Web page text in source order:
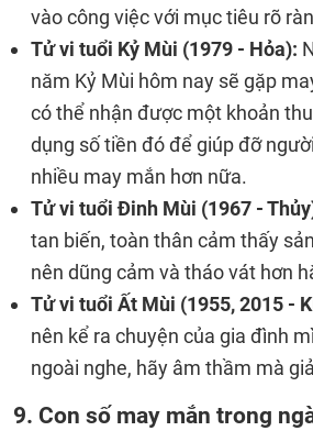
vào công việc với mục tiêu rõ
Tử vi tuổi Kỷ Mùi (1979 - Hỏa):
năm Kỷ Mùi hôm nay sẽ gặp
có thể nhận được một khoản
dụng số tiền đó để giúp đỡ
nhiều may mắn hơn nữa.
Tử vi tuổi Đinh Mùi (1967 -
tan biến, toàn thân cảm thấy
nên dũng cảm và tháo vát hơn
Tử vi tuổi Ất Mùi (1955, 2015 -
nên kể ra chuyện của gia đình
ngoài nghe, hãy âm thầm mà
9. Con số may mắn trong